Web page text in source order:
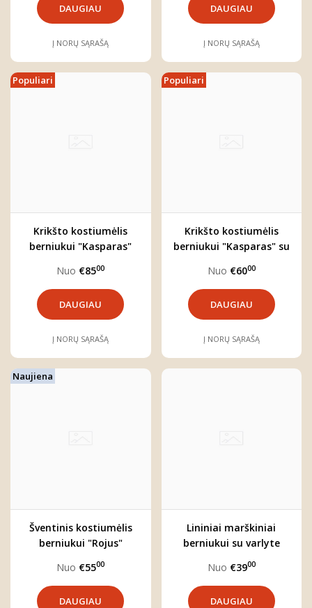
DAUGIAU
Į NORŲ SĄRAŠĄ
DAUGIAU
Į NORŲ SĄRAŠĄ
Populiari
Krikšto kostiumėlis
berniukui "Kasparas"
Nuo €8500
DAUGIAU
Į NORŲ SĄRAŠĄ
Populiari
Krikšto kostiumėlis
berniukui "Kasparas" su
Nuo €6000
DAUGIAU
Į NORŲ SĄRAŠĄ
Naujiena
Šventinis kostiumėlis
berniukui "Rojus"
Nuo €5500
DAUGIAU
Lininiai marškiniai
berniukui su varlyte
Nuo €3900
DAUGIAU